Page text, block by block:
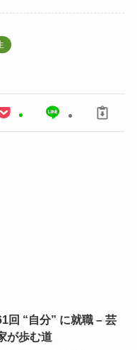
回 “自分” に就職 – 芸
が歩む道